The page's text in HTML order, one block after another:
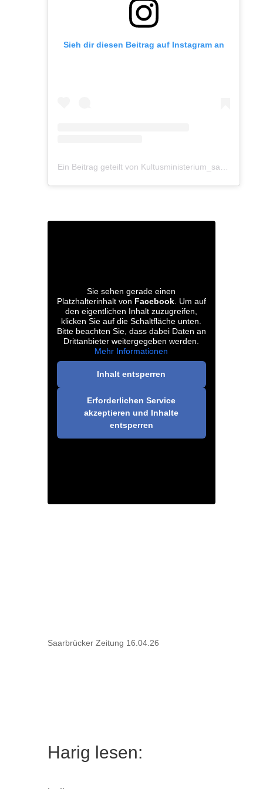
Sieh dir diesen Beitrag auf Instagram an
Sie sehen gerade einen
Platzhalterinhalt von Facebook. Um auf
den eigentlichen Inhalt zuzugreifen,
klicken Sie auf die Schaltfläche unten.
Bitte beachten Sie, dass dabei Daten an
Drittanbieter weitergegeben werden.
Mehr Informationen
Inhalt entsperren
Erforderlichen Service
akzeptieren und Inhalte
entsperren
Saarbrücker Zeitung 16.04.26
Harig lesen: